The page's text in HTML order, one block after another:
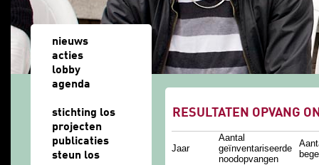
nieuws
acties
lobby
agenda
stichting los
projecten
publicaties
steun los
RESULTATEN OPVANG
Jaar
Aantal
geïnventariseerde
noodopvangen